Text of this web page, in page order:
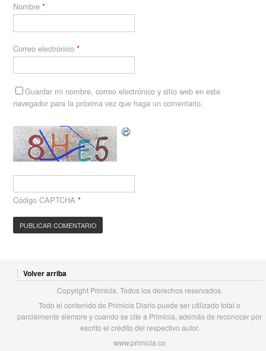
Nombre*
Correo electrónico*
Guardar mi nombre, correo electrónico y sitio web en este
navegador para la próxima vez que haga un comentario.
Código CAPTCHA *
Volver arriba
Copyright Primicia. Todos los derechos reservados.
Todo el contenido de Primicia Diario puede ser utilizado total o
parcialmente siempre y cuando se cite a Primicia, además de reconocer por
escrito el crédito del respectivo autor.
www.primicia.co